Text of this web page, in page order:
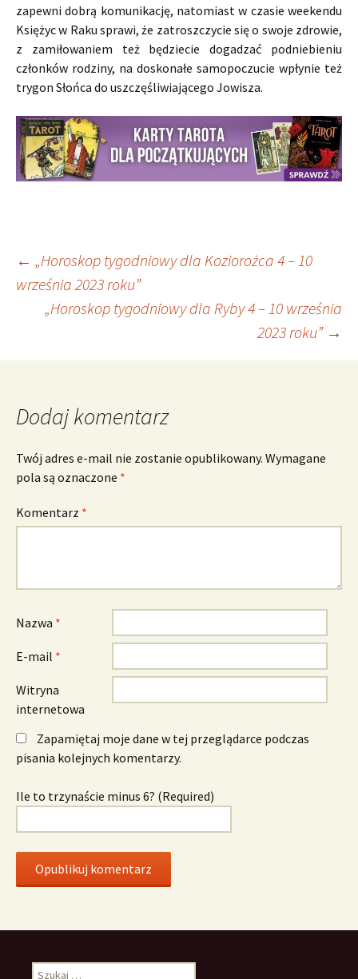
zapewni dobrą komunikację, natomiast w czasie weekendu
Księżyc w Raku sprawi, że zatroszczycie się o swoje zdrowie,
z zamiłowaniem też będziecie dogadzać podniebieniu
członków rodziny, na doskonałe samopoczucie wpłynie też
trygon Słońca do uszczęśliwiającego Jowisza.
Nawigacja
wpisu
← „Horoskop tygodniowy dla Koziorożca 4 – 10
września 2023 roku”
„Horoskop tygodniowy dla Ryby 4 – 10 września
2023 roku” →
Dodaj komentarz
Twój adres e-mail nie zostanie opublikowany. Wymagane
pola są oznaczone *
Komentarz *
Nazwa *
E-mail *
Witryna
internetowa
Zapamiętaj moje dane w tej przeglądarce podczas
pisania kolejnych komentarzy.
Ile to trzynaście minus 6? (Required)
Szukaj: